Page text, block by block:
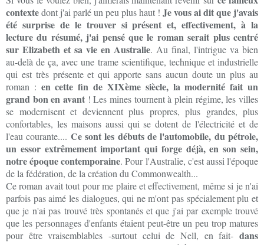
contextedont j'ai parlé un peu plus haut ! Je vous ai dit que j'avais
été surprise de le trouver si présent et, effectivement, à la
lecture du résumé, j'ai pensé que le roman serait plus centré
sur Elizabeth et sa vie en Australie. Au final, l'intrigue va bien
au-delà de ça, avec une trame scientifique, technique et industrielle
qui est très présente et qui apporte sans aucun doute un plus au
roman : en cette fin de XIXème siècle, la modernité fait un
grand bon en avant ! Les mines tournent à plein régime, les villes
se modernisent et deviennent plus propres, plus grandes, plus
confortables, les maisons aussi qui se dotent de l'électricité et de
l'eau courante.... Ce sont les débuts de l'automobile, du pétrole,
un essor extrêmement important qui forge déjà, en son sein,
notre époque contemporaine. Pour l'Australie, c'est aussi l'époque
de la fédération, de la création du Commonwealth...
Ce roman avait tout pour me plaire et effectivement, même si je n'ai
parfois pas aimé les dialogues, qui ne m'ont pas spécialement plu et
que je n'ai pas trouvé très spontanés et que j'ai par exemple trouvé
que les personnages d'enfants étaient peut-être un peu trop matures
pour être vraisemblables -surtout celui de Nell, en fait- dans